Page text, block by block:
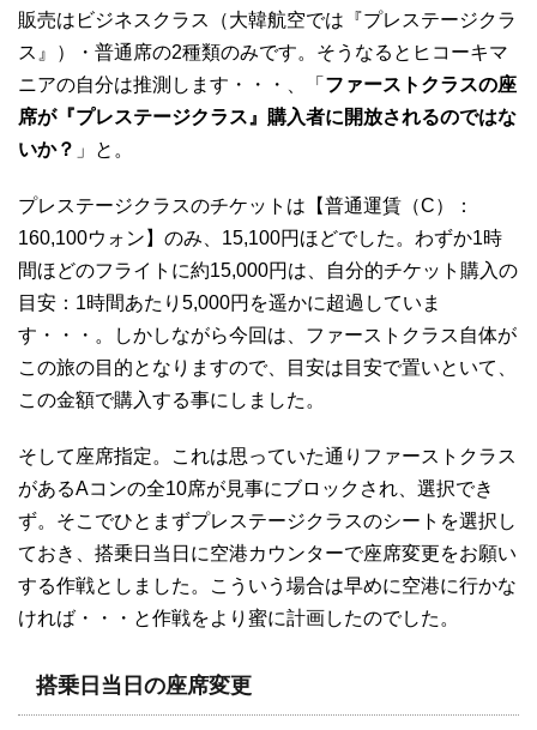
販売はビジネスクラス（大韓航空では『プレステージクラ
ス』）・普通席の2種類のみです。そうなるとヒコーキマ
ニアの自分は推測します・・・、「 ファーストクラスの座
席が『プレステージクラス』購入者に開放されるのではな
いか？ 」と。
プレステージクラスのチケットは【普通運賃（C）：
160,100ウォン】のみ、15,100円ほどでした。わずか1時
間ほどのフライトに約15,000円は、自分的チケット購入の
目安：1時間あたり5,000円を遥かに超過していま
す・・・。しかしながら今回は、ファーストクラス自体が
この旅の目的となりますので、目安は目安で置いといて、
この金額で購入する事にしました。
そして座席指定。これは思っていた通りファーストクラス
があるAコンの全10席が見事にブロックされ、選択でき
ず。そこでひとまずプレステージクラスのシートを選択し
ておき、搭乗日当日に空港カウンターで座席変更をお願い
する作戦としました。こういう場合は早めに空港に行かな
ければ・・・と作戦をより蜜に計画したのでした。
搭乗日当日の座席変更